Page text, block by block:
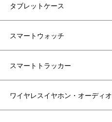
タブレットケース
スマートウォッチ
スマートトラッカー
ワイヤレスイヤホン・オーディオ